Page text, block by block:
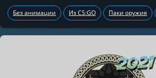
Без анимации Из CS:GO Паки оружия